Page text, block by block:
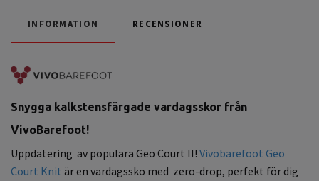
INFORMATION RECENSIONER
Snygga kalkstensfärgade vardagsskor från
VivoBarefoot!
Uppdatering av populära Geo Court II! Vivobarefoot Geo
Court Knit är en vardagssko med zero-drop, perfekt för dig